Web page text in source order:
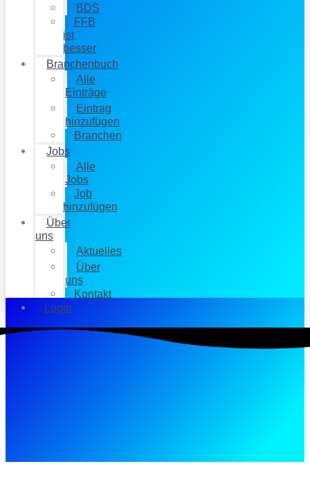
BDS
FFB
ist
besser
Branchenbuch
Alle
Einträge
Eintrag
hinzufügen
Branchen
Jobs
Alle
Jobs
Job
hinzufügen
Über
uns
Aktuelles
Über
uns
Kontakt
Login